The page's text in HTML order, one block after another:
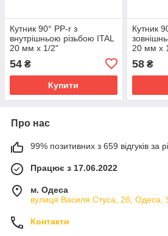
Кутник 90° PP-r з
внутрішньою різьбою ITAL
20 мм x 1/2"
54 ₴
Купити
Кутник
20 мм х
58₴
Про нас
99% позитивних з 659 відгуків за
Працює з 17.06.2022
м. Одеса
вулиця Василя Стуса, 2б, Одеса,
Контакти